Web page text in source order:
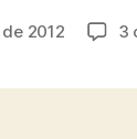
Autor
entrada
R
2012 3